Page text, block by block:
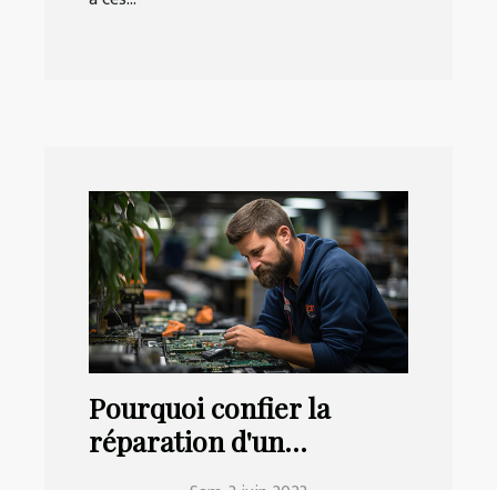
Pourquoi confier la
réparation d'un